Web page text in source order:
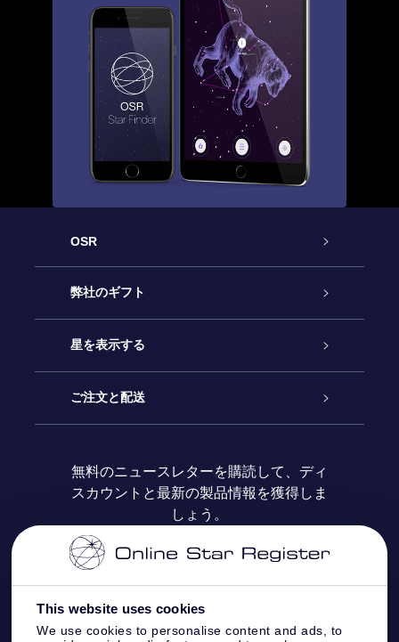
This website uses cookies
We use cookies to personalise content and ads, to
OSR
カスタマーサービス
お問い合わせ
ブログ
レビュー
弊社のギフト
Online Starギフト
OSRギフトパック
OSR ギフトカード
法人ギフト
星を表示する
星の登録
カスタマイズされたStar Page
One Million Stars
OSR Starsaver
ご注文と配送
お支払いに関する情報
配送に関する情報
返品ポリシ
無料のニュースレターを購読して、ディ
スカウントと最新の製品情報を獲得しま
しょう。